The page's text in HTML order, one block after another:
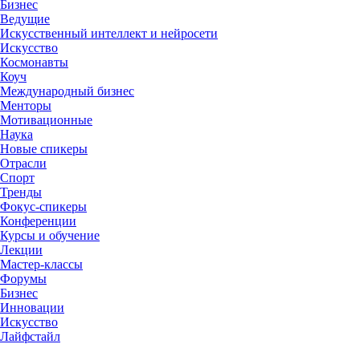
Бизнес
Ведущие
Искусственный интеллект и нейросети
Искусство
Космонавты
Коуч
Международный бизнес
Менторы
Мотивационные
Наука
Новые спикеры
Отрасли
Спорт
Тренды
Фокус-спикеры
Конференции
Курсы и обучение
Лекции
Мастер-классы
Форумы
Бизнес
Инновации
Искусство
Лайфстайл